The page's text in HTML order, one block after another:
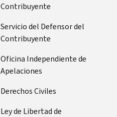
Contribuyente
Servicio del Defensor del
Contribuyente
Oficina Independiente de
Apelaciones
Derechos Civiles
Ley de Libertad de